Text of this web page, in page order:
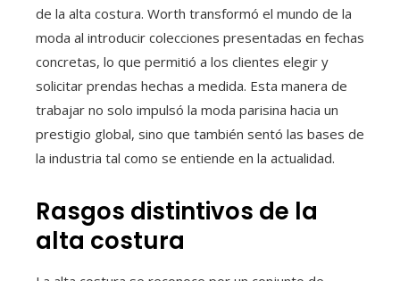
de la alta costura. Worth transformó el mundo de la
moda al introducir colecciones presentadas en fechas
concretas, lo que permitió a los clientes elegir y
solicitar prendas hechas a medida. Esta manera de
trabajar no solo impulsó la moda parisina hacia un
prestigio global, sino que también sentó las bases de
la industria tal como se entiende en la actualidad.
Rasgos distintivos de la
alta costura